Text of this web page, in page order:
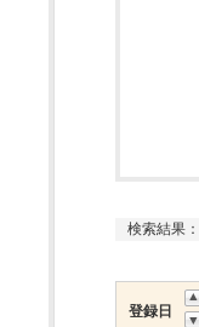
検索結果：
登録日